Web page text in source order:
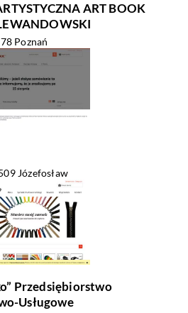
ART BOOK
Poznań
Józefosław
Przedsiębiorstwo
Usługowe